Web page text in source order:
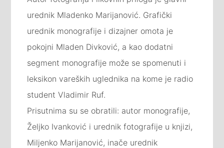
urednik Mladenko Marijanović. Grafički
urednik monografije i dizajner omota je
pokojni Mladen Divković, a kao dodatni
segment monografije može se spomenuti i
leksikon vareških uglednika na kome je radio
student Vladimir Ruf.
Prisutnima su se obratili: autor monografije,
Željko Ivanković i urednik fotografije u knjizi,
Miljenko Marijanović, inače urednik